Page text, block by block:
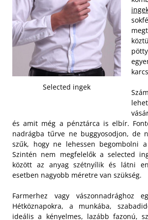
Selected ingek
és amit még a pénztárca is elbír.
nadrágba tűrve ne buggyosodjon, de
szűk, hogy ne lehessen begombolni
Szintén nem megfelelők a selected
között az anyag szétnyílik és látni
esetben nagyobb méretre van szükség.
Farmerhez vagy vászonnadrághoz
Hétköznapokra, a munkába,
ideális a kényelmes, lazább fazonú,